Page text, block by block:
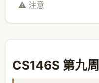
⚠️ 注意
CS146S 第九